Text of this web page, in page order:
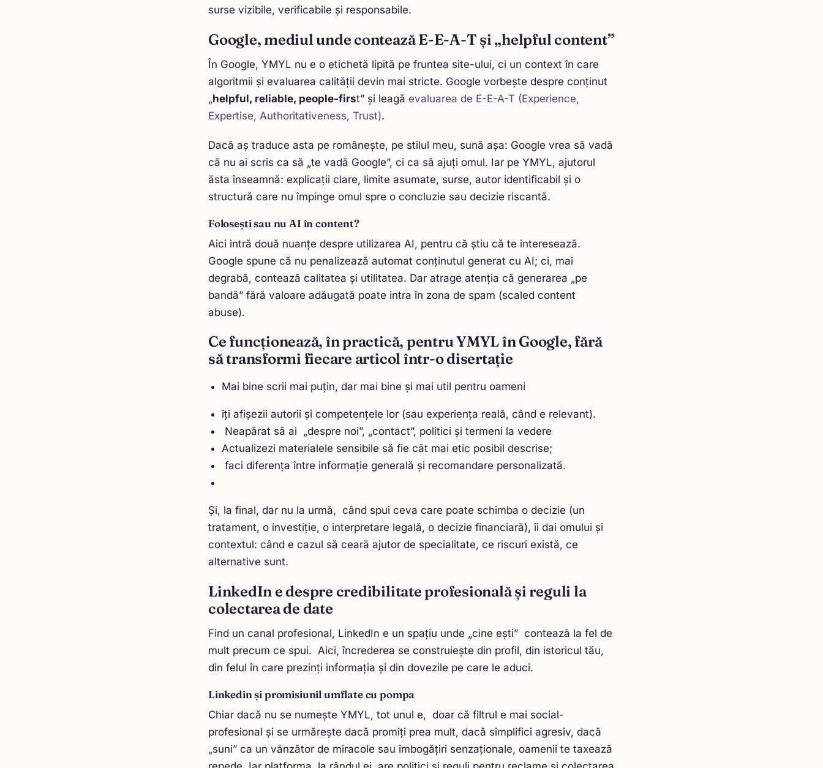
surse vizibile, verificabile și responsabile.
Google, mediul unde contează E-E-A-T și „helpful content”
În Google, YMYL nu e o etichetă lipită pe fruntea site-ului, ci un context în care
algoritmii și evaluarea calității devin mai stricte. Google vorbește despre conținut
„helpful, reliable, people-first” și leagă evaluarea de E-E-A-T (Experience,
Expertise, Authoritativeness, Trust).
Dacă aș traduce asta pe românește, pe stilul meu, sună așa: Google vrea să vadă
că nu ai scris ca să „te vadă Google”, ci ca să ajuți omul. Iar pe YMYL, ajutorul
ăsta înseamnă: explicații clare, limite asumate, surse, autor identificabil și o
structură care nu împinge omul spre o concluzie sau decizie riscantă.
Folosești sau nu AI în content?
Aici intră două nuanțe despre utilizarea AI, pentru că știu că te interesează.
Google spune că nu penalizează automat conținutul generat cu AI; ci, mai
degrabă, contează calitatea și utilitatea. Dar atrage atenția că generarea „pe
bandă” fără valoare adăugată poate intra în zona de spam (scaled content
abuse).
Ce funcționează, în practică, pentru YMYL în Google, fără
să transformi fiecare articol într-o disertație
Mai bine scrii mai puțin, dar mai bine și mai util pentru oameni
îți afișezii autorii și competențele lor (sau experiența reală, când e relevant).
Neapărat să ai „despre noi”, „contact”, politici și termeni la vedere
Actualizezi materialele sensibile să fie cât mai etic posibil descrise;
faci diferența între informație generală și recomandare personalizată.
Și, la final, dar nu la urmă, când spui ceva care poate schimba o decizie (un
tratament, o investiție, o interpretare legală, o decizie financiară), îi dai omului și
contextul: când e cazul să ceară ajutor de specialitate, ce riscuri există, ce
alternative sunt.
LinkedIn e despre credibilitate profesională și reguli la
colectarea de date
Find un canal profesional, LinkedIn e un spațiu unde „cine ești” contează la fel de
mult precum ce spui. Aici, încrederea se construiește din profil, din istoricul tău,
din felul în care prezinți informația și din dovezile pe care le aduci.
Linkedin și promisiunil umflate cu pompa
Chiar dacă nu se numește YMYL, tot unul e, doar că filtrul e mai social-
profesional și se urmărește dacă promiți prea mult, dacă simplifici agresiv, dacă
„suni” ca un vânzător de miracole sau îmbogățiri senzaționale, oamenii te taxează